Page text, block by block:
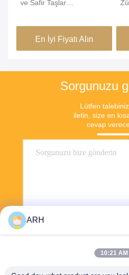
ve Safir Taşlar
Prenses Kesimi Oluşturdu
En İyi Fiyatı Alın
Sorgunuzu
Lütfen
iletin, size en
cevap
ARH
10:21 AM